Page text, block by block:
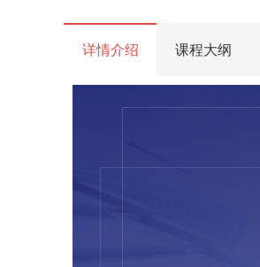
详情介绍 课程大纲